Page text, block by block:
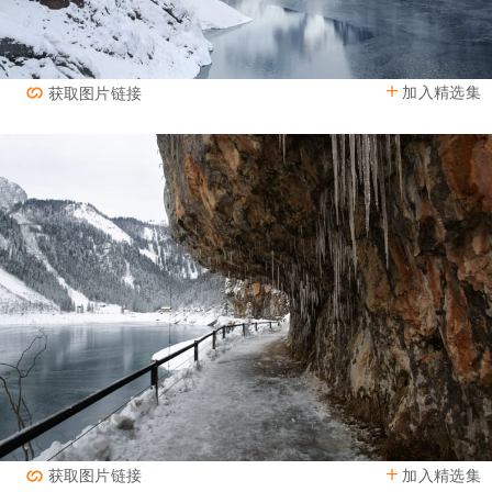
加入精选集
获取图片链接
加入精选集
获取图片链接